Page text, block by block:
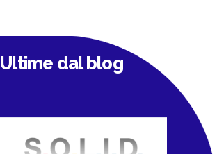
Ultime dal blog